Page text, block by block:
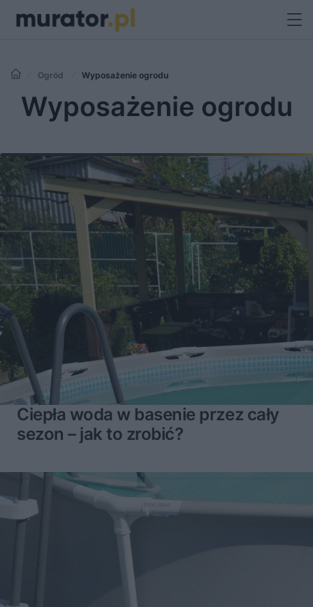
Ogród Wyposażenie ogrodu
Wyposażenie ogrodu
Ciepła woda w basenie przez cały
sezon – jak to zrobić?